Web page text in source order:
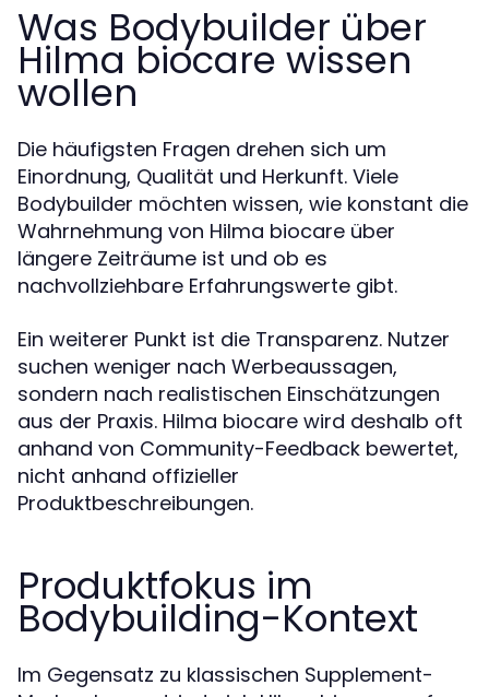
Was Bodybuilder über
Hilma biocare wissen
wollen
Die häufigsten Fragen drehen sich um
Einordnung, Qualität und Herkunft. Viele
Bodybuilder möchten wissen, wie konstant die
Wahrnehmung von Hilma biocare über
längere Zeiträume ist und ob es
nachvollziehbare Erfahrungswerte gibt.
Ein weiterer Punkt ist die Transparenz. Nutzer
suchen weniger nach Werbeaussagen,
sondern nach realistischen Einschätzungen
aus der Praxis. Hilma biocare wird deshalb oft
anhand von Community-Feedback bewertet,
nicht anhand offizieller
Produktbeschreibungen.
Produktfokus im
Bodybuilding-Kontext
Im Gegensatz zu klassischen Supplement-